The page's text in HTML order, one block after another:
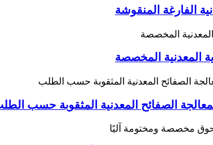
الفارغة المنقوشة
المعدنية المخصصة
الصفائح المعدنية المثقوبة حسب